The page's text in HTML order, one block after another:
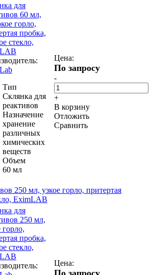
для
60 мл,
горло,
пробка,
стекло,
Тип
Склянка для
реактивов
Назначение
хранение
различных
химических
веществ
Объем
60 мл
Цена:
По запросу
-
+
В корзину
Отложить
Сравнить
250 мл, узкое горло, притертая
EximLAB
для
250 мл,
горло,
пробка,
стекло,
Цена:
По запросу